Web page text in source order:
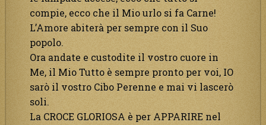
compie, ecco che il Mio urlo si fa Carne!
L’Amore abiterà per sempre con il Suo
popolo.
Ora andate e custodite il vostro cuore in
Me, il Mio Tutto è sempre pronto per voi, IO
sarò il vostro Cibo Perenne e mai vi lascerò
soli.
La CROCE GLORIOSA è per APPARIRE nel